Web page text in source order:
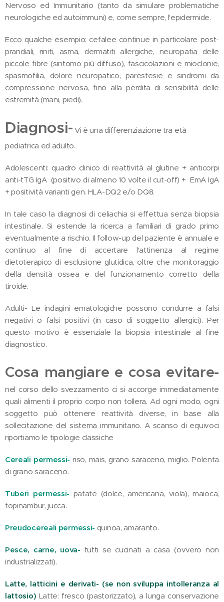
Nervoso ed Immunitario (tanto da simulare problematiche
neurologiche ed autoimmuni) e, come sempre, l'epidermide.
Ecco qualche esempio: cefalee continue in particolare post-
prandiali, riniti, asma, dermatiti allergiche, neuropatia delle
piccole fibre (sintomo più diffuso), fascicolazioni e mioclonie,
spasmofilia, dolore neuropatico, parestesie e sindromi da
compressione nervosa, fino alla perdita di sensibilità delle
estremità (mani, piedi).
Diagnosi- Vi è una differenziazione tra età
pediatrica ed adulto.
Adolescenti: quadro clinico di reattività al glutine + anticorpi
anti-tTG IgA (positivo di almeno 10 volte il cut-off) + EmA IgA
+ positività varianti gen. HLA-DQ2 e/o DQ8.
In tale caso la diagnosi di celiachia si effettua senza biopsia
intestinale. Si estende la ricerca a familiari di grado primo
eventualmente a rischio. Il follow-up del paziente è annuale e
continuo al fine di accertare l'attinenza al regime
dietoterapico di esclusione glutidica, oltre che monitoraggio
della densità ossea e del funzionamento corretto della
tiroide.
Adulti- Le indagini ematologiche possono condurre a falsi
negativi o falsi positivi (in caso di soggetto allergici). Per
questo motivo è essenziale la biopsia intestinale al fine
diagnostico.
Cosa mangiare e cosa evitare-
nel corso dello svezzamento ci si accorge immediatamente
quali alimenti il proprio corpo non tollera. Ad ogni modo, ogni
soggetto può ottenere reattività diverse, in base alla
sollecitazione del sistema immunitario. A scanso di equivoci
riportiamo le tipologie classiche
Cereali permessi- riso, mais, grano saraceno, miglio. Polenta
di grano saraceno.
Tuberi permessi- patate (dolce, americana, viola), maioca,
topinambur, jucca.
Preudocereali permessi- quinoa, amaranto.
Pesce, carne, uova- tutti se cucinati a casa (ovvero non
industrializzati).
Latte, latticini e derivati- (se non sviluppa intolleranza al
lattosio) Latte: fresco (pastorizzato), a lunga conservazione